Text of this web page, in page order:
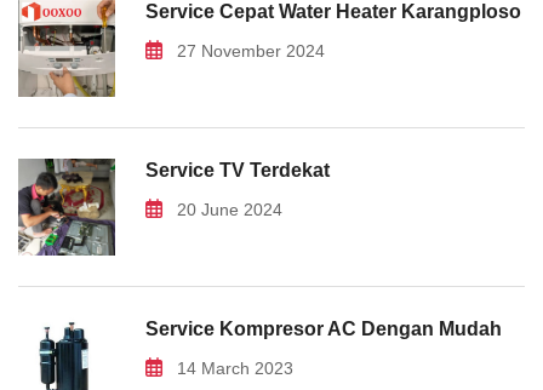
Service Cepat Water Heater Karangploso
27 November 2024
Service TV Terdekat
20 June 2024
Service Kompresor AC Dengan Mudah
14 March 2023